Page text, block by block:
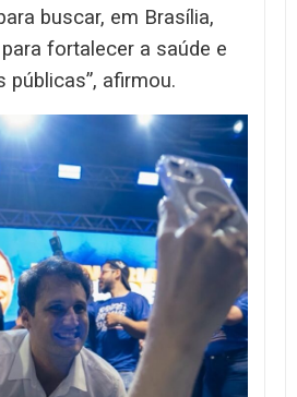
buscar, em Brasília,
fortalecer a saúde e
públicas”, afirmou.